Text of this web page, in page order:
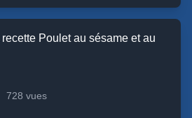
728 vues